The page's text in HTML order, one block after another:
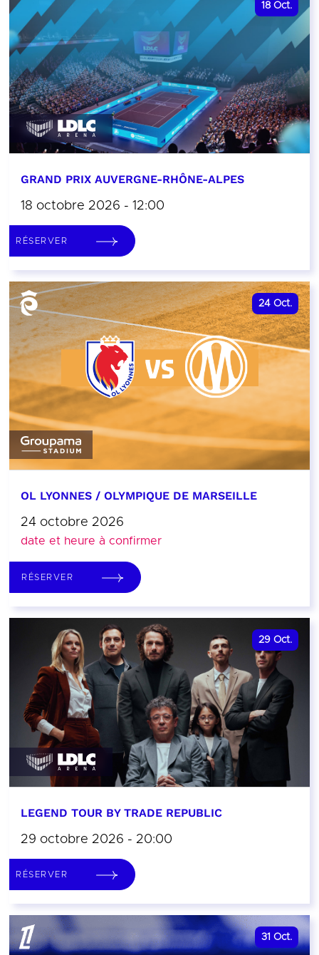
18 Oct.
GRAND PRIX AUVERGNE-RHÔNE-ALPES
18 octobre 2026 - 12:00
RÉSERVER
24 Oct.
OL LYONNES / OLYMPIQUE DE MARSEILLE
24 octobre 2026
date et heure à confirmer
RÉSERVER
29 Oct.
LEGEND TOUR BY TRADE REPUBLIC
29 octobre 2026 - 20:00
RÉSERVER
31 Oct.